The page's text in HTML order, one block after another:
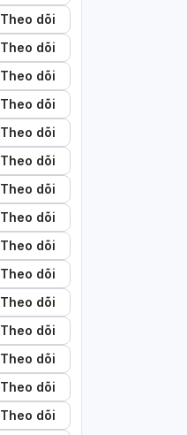
Theo dõi
Theo dõi
Theo dõi
Theo dõi
Theo dõi
Theo dõi
Theo dõi
Theo dõi
Theo dõi
Theo dõi
Theo dõi
Theo dõi
Theo dõi
Theo dõi
Theo dõi